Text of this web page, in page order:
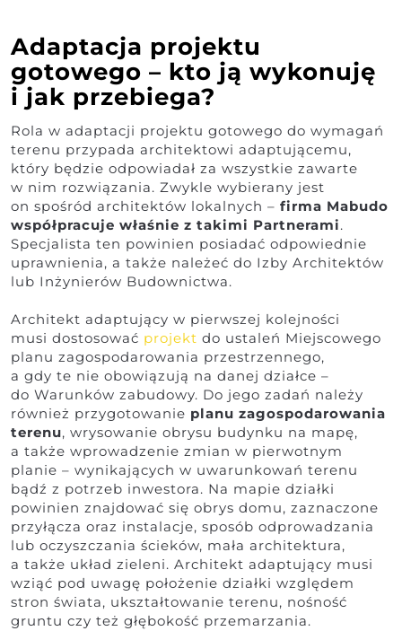
Adaptacja projektu
gotowego – kto ją wykonuję
i jak przebiega?
Rola w adaptacji projektu gotowego do wymagań
terenu przypada architektowi adaptującemu,
który będzie odpowiadał za wszystkie zawarte
w nim rozwiązania. Zwykle wybierany jest
on spośród architektów lokalnych – firma Mabudo
współpracuje właśnie z takimi Partnerami.
Specjalista ten powinien posiadać odpowiednie
uprawnienia, a także należeć do Izby Architektów
lub Inżynierów Budownictwa.
Architekt adaptujący w pierwszej kolejności
musi dostosować projekt do ustaleń Miejscowego
planu zagospodarowania przestrzennego,
a gdy te nie obowiązują na danej działce –
do Warunków zabudowy. Do jego zadań należy
również przygotowanie planu zagospodarowania
terenu, wrysowanie obrysu budynku na mapę,
a także wprowadzenie zmian w pierwotnym
planie – wynikających w uwarunkowań terenu
bądź z potrzeb inwestora. Na mapie działki
powinien znajdować się obrys domu, zaznaczone
przyłącza oraz instalacje, sposób odprowadzania
lub oczyszczania ścieków, mała architektura,
a także układ zieleni. Architekt adaptujący musi
wziąć pod uwagę położenie działki względem
stron świata, ukształtowanie terenu, nośność
gruntu czy też głębokość przemarzania.